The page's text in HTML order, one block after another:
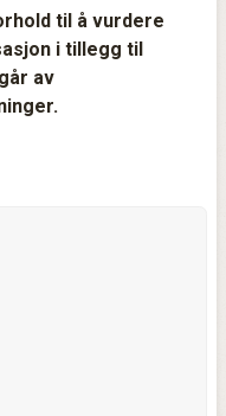
til å vurdere
i tillegg til
av